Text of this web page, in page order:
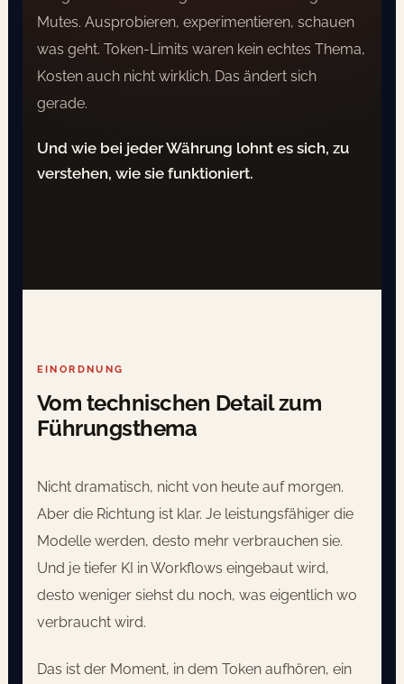
Mutes. Ausprobieren, experimentieren, schauen
was geht. Token-Limits waren kein echtes Thema,
Kosten auch nicht wirklich. Das ändert sich
gerade.
Und wie bei jeder Währung lohnt es sich, zu
verstehen, wie sie funktioniert.
EINORDNUNG
Vom technischen Detail zum
Führungsthema
Nicht dramatisch, nicht von heute auf morgen.
Aber die Richtung ist klar. Je leistungsfähiger die
Modelle werden, desto mehr verbrauchen sie.
Und je tiefer KI in Workflows eingebaut wird,
desto weniger siehst du noch, was eigentlich wo
verbraucht wird.
Das ist der Moment, in dem Token aufhören, ein